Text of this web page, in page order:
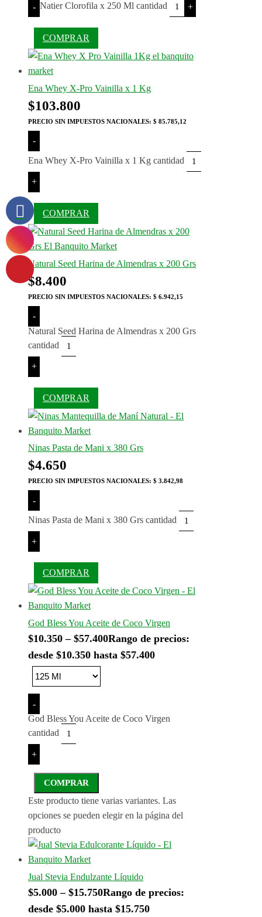
- Natier Clorofila x 250 Ml cantidad +
COMPRAR
Ena Whey X-Pro Vainilla x 1 Kg
$103.800
PRECIO SIN IMPUESTOS NACIONALES: $ 85.785,12
-
Ena Whey X-Pro Vainilla x 1 Kg cantidad
+
COMPRAR
Natural Seed Harina de Almendras x 200 Grs
$8.400
PRECIO SIN IMPUESTOS NACIONALES: $ 6.942,15
-
Natural Seed Harina de Almendras x 200 Grs
cantidad
+
COMPRAR
Ninas Pasta de Mani x 380 Grs
$4.650
PRECIO SIN IMPUESTOS NACIONALES: $ 3.842,98
-
Ninas Pasta de Mani x 380 Grs cantidad
+
COMPRAR
God Bless You Aceite de Coco Virgen
$10.350 – $57.400Rango de precios:
desde $10.350 hasta $57.400
-
God Bless You Aceite de Coco Virgen
cantidad
+
COMPRAR
Este producto tiene varias variantes. Las
opciones se pueden elegir en la página del
producto
Jual Stevia Endulzante Líquido
$5.000 – $15.750Rango de precios:
desde $5.000 hasta $15.750